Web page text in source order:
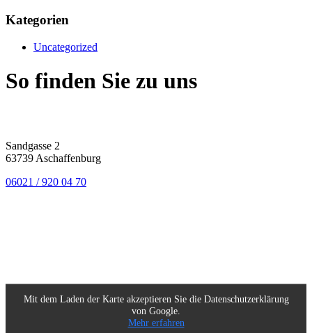
Kategorien
Uncategorized
So finden Sie zu uns
Sandgasse 2
63739 Aschaffenburg
06021 / 920 04 70
Mit dem Laden der Karte akzeptieren Sie die Datenschutzerklärung
von Google.
Mehr erfahren